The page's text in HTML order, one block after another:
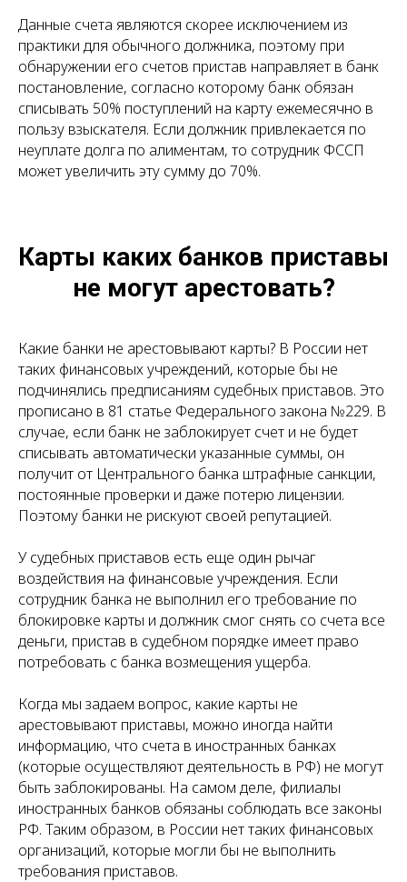
Данные счета являются скорее исключением из
практики для обычного должника, поэтому при
обнаружении его счетов пристав направляет в банк
постановление, согласно которому банк обязан
списывать 50% поступлений на карту ежемесячно в
пользу взыскателя. Если должник привлекается по
неуплате долга по алиментам, то сотрудник ФССП
может увеличить эту сумму до 70%.
Карты каких банков приставы
не могут арестовать?
Какие банки не арестовывают карты? В России нет
таких финансовых учреждений, которые бы не
подчинялись предписаниям судебных приставов. Это
прописано в 81 статье Федерального закона №229. В
случае, если банк не заблокирует счет и не будет
списывать автоматически указанные суммы, он
получит от Центрального банка штрафные санкции,
постоянные проверки и даже потерю лицензии.
Поэтому банки не рискуют своей репутацией.
У судебных приставов есть еще один рычаг
воздействия на финансовые учреждения. Если
сотрудник банка не выполнил его требование по
блокировке карты и должник смог снять со счета все
деньги, пристав в судебном порядке имеет право
потребовать с банка возмещения ущерба.
Когда мы задаем вопрос, какие карты не
арестовывают приставы, можно иногда найти
информацию, что счета в иностранных банках
(которые осуществляют деятельность в РФ) не могут
быть заблокированы. На самом деле, филиалы
иностранных банков обязаны соблюдать все законы
РФ. Таким образом, в России нет таких финансовых
организаций, которые могли бы не выполнить
требования приставов.